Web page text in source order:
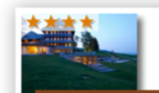
★★★★